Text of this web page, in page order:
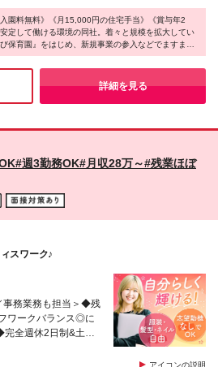
入園料無料》《月15,000円の住宅手当》《賞与年2
定して働ける環境の同社。着々と規模を拡大してい
保育園』をはじめ、新規事業の参入などでますます
見せています。社員全体のモチベーションも高まっ
同士の雰囲気の良さも成長に繋がっているのではな
！コミュニケーションを大切にしながら、あなたら
て成長したい方は要チェックです♪
詳細を見る
週3勤務OK#月収28万～#残業ほぼ
スワーク♪
事務業務も担当＞◆残
ワークバランス◎に
全週休2日制&土日
アイコンの説明